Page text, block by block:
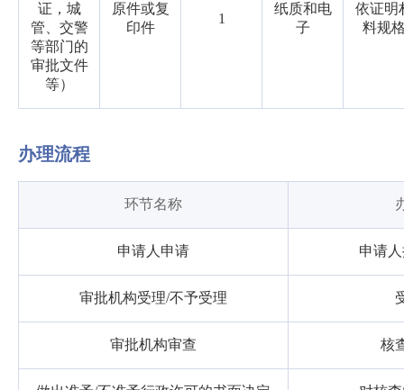
证，城
管、交警
等部门的
审批文件
等）
原件或复
印件
1
纸质和电
子
依证明
料规
办理流程
环节名称
申请人申请 申请
审批机构受理/不予受理
审批机构审查 核